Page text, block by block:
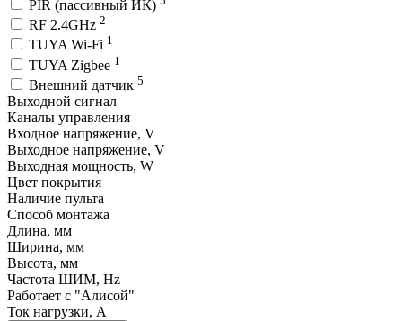
PIR (пассивный ИК)
RF 2.4GHz 2
TUYA Wi-Fi 1
TUYA Zigbee 1
Внешний датчик 5
Выходной сигнал
Каналы управления
Входное напряжение, V
Выходное напряжение, V
Выходная мощность, W
Цвет покрытия
Наличие пульта
Способ монтажа
Длина, мм
Ширина, мм
Высота, мм
Частота ШИМ, Hz
Работает с "Алисой"
Ток нагрузки, A